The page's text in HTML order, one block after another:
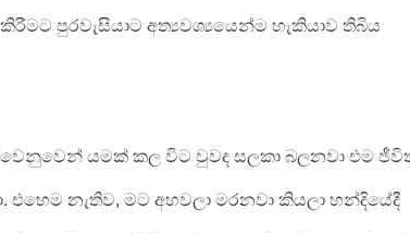
පුරවැසියාට අත්‍යවශ්‍යයෙන්ම හැකියාව තිබිය
යමක් කල විට වුවද සලකා බලනවා එම
නැතිව, මට අහවලා මරනවා කියලා හන්දියේදී